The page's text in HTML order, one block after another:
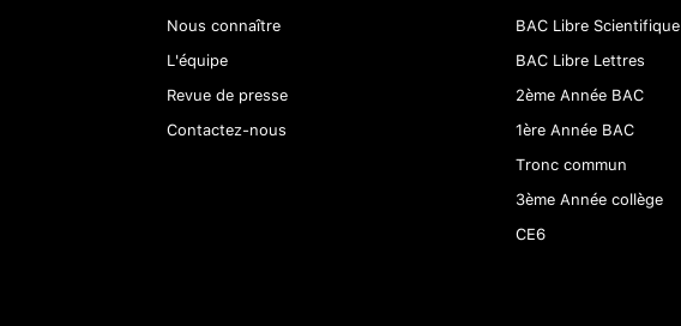
Nous connaître
L'équipe
Revue de presse
Contactez-nous
BAC Libre Scientifique
BAC Libre Lettres
2ème Année BAC
1ère Année BAC
Tronc commun
3ème Année collège
CE6